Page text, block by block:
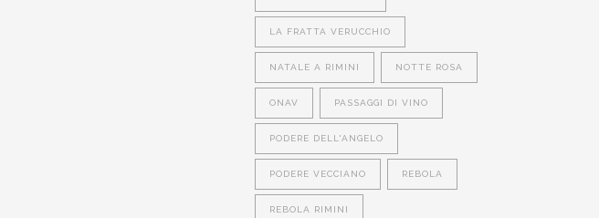
LA FRATTA VERUCCHIO
NATALE A RIMINI NOTTE ROSA
ONAV PASSAGGI DI VINO
PODERE DELL'ANGELO
PODERE VECCIANO REBOLA
REBOLA RIMINI